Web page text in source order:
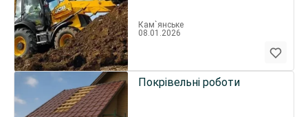
Кам`янське
08.01.2026
Покрівельні роботи